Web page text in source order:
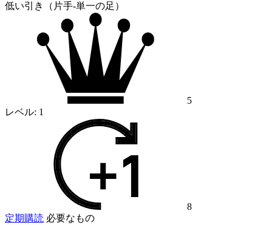
低い引き（片手-単一の足）
5
レベル: 1
8
定期購読 必要なもの